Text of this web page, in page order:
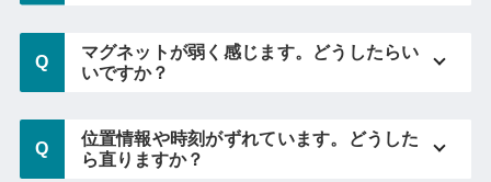
マグネットが弱く感じます。どうしたらい
いですか？
位置情報や時刻がずれています。どうした
ら直りますか？